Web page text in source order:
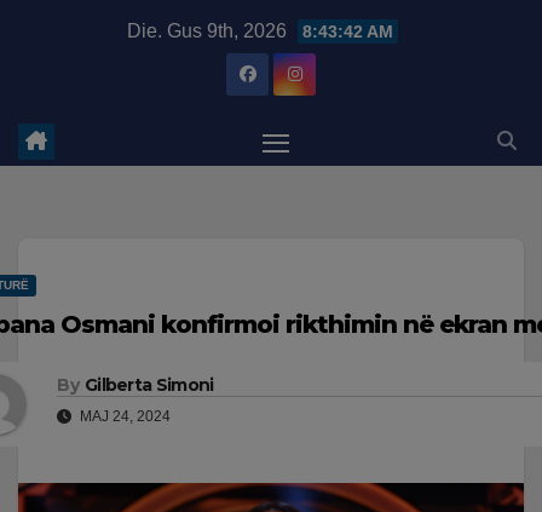
Die. Gus 9th, 2026 8:43:43 AM
Osmani konfirmoi rikthimin në ekran
By Gilberta Simoni
MAJ 24, 2024